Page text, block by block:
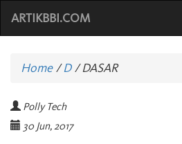
ARTIKBBI.COM
Home/D /DASAR
Polly Tech
30 Jun, 2017